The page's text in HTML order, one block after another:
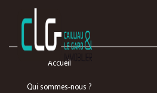
Accueil
Qui sommes-nous ?